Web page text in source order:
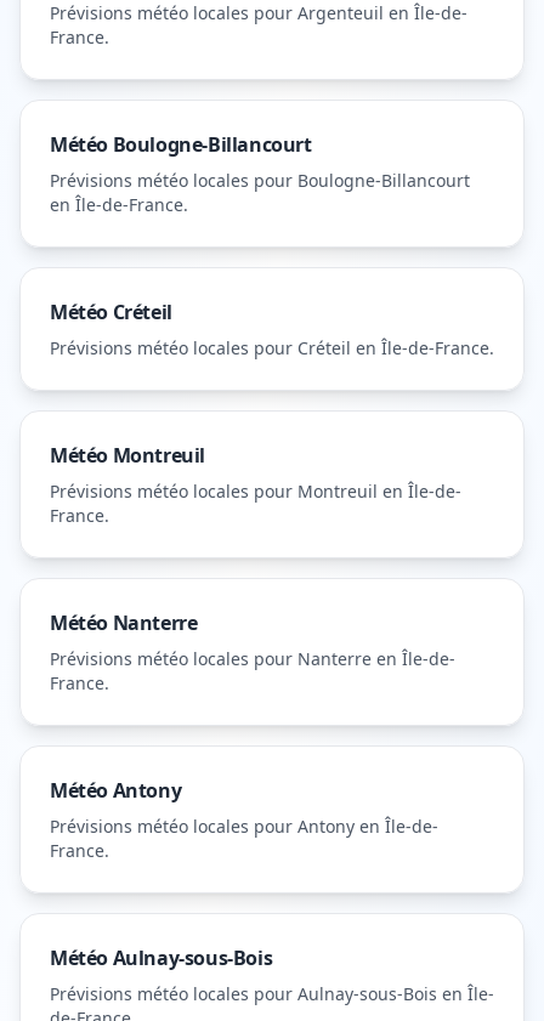
Prévisions météo locales pour Argenteuil en Île-de-
France.
Météo Boulogne-Billancourt
Prévisions météo locales pour Boulogne-Billancourt
en Île-de-France.
Météo Créteil
Prévisions météo locales pour Créteil en Île-de-France.
Météo Montreuil
Prévisions météo locales pour Montreuil en Île-de-
France.
Météo Nanterre
Prévisions météo locales pour Nanterre en Île-de-
France.
MétéoAntony
Prévisions météo locales pour Antony en Île-de-
France.
MétéoAulnay-sous-Bois
Prévisions météo locales pour Aulnay-sous-Bois en Île-